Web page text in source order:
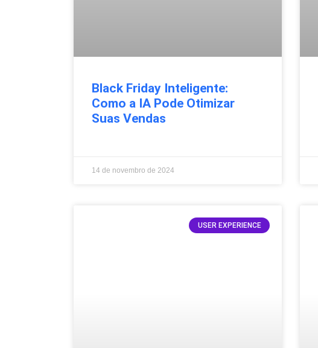
Black Friday Inteligente:
Como a IA Pode Otimizar
Suas Vendas
14 de novembro de 2024
USER EXPERIENCE